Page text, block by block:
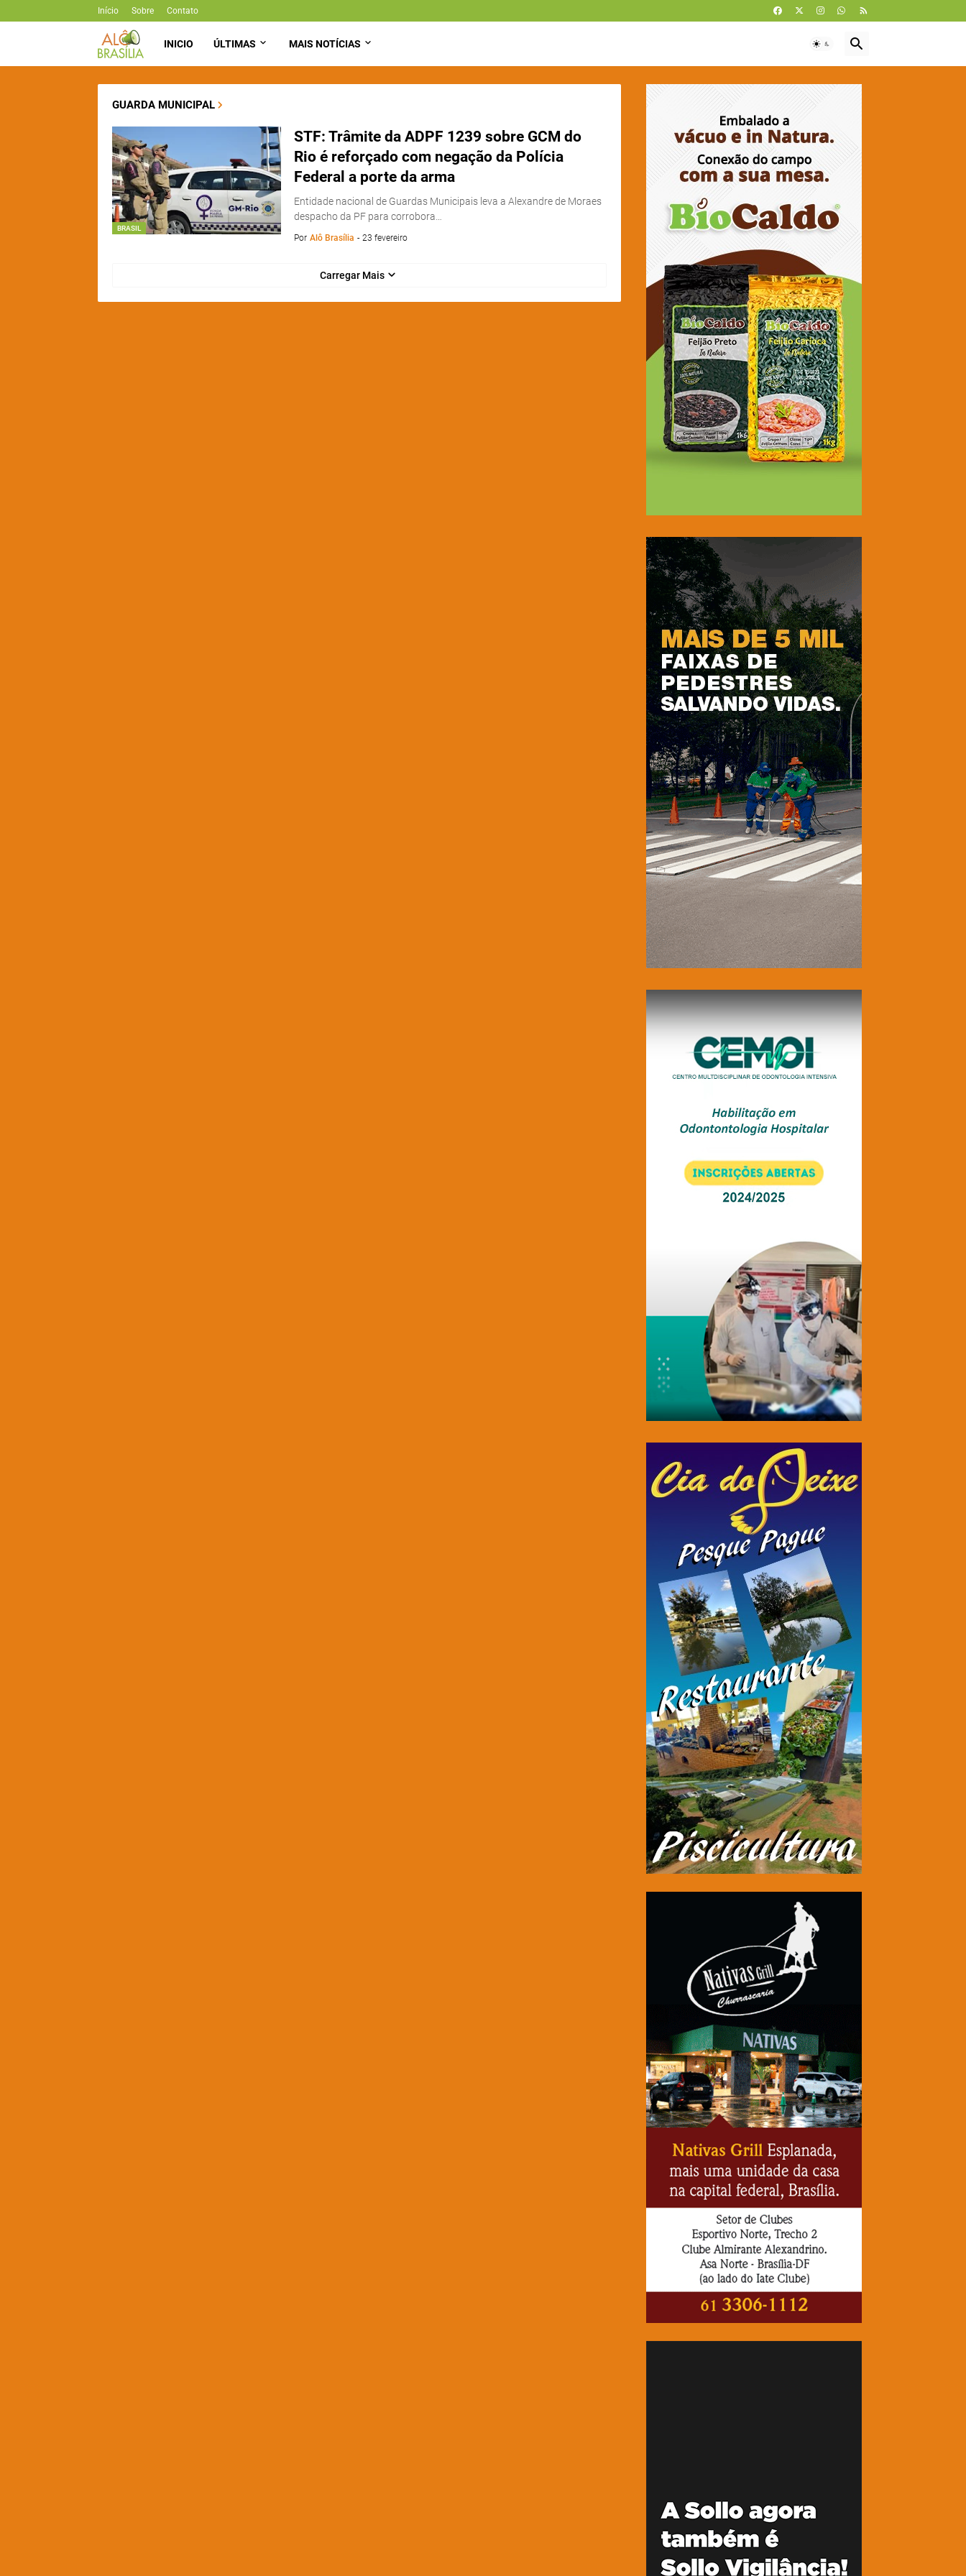
Início Sobre Contato
INICIO ÚLTIMAS MAIS NOTÍCIAS
GUARDA MUNICIPAL
BRASIL
STF: Trâmite da ADPF 1239 sobre GCM do
Rio é reforçado com negação da Polícia
Federal a porte da arma
Entidade nacional de Guardas Municipais leva a Alexandre de Moraes
despacho da PF para corrobora…
Por Alô Brasília - 23 fevereiro
Carregar Mais